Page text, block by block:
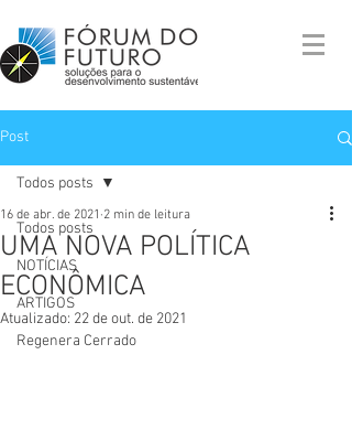
Post
Todos posts
NOTÍCIAS
ARTIGOS
Regenera Cerrado
Todos posts
UMA NOVA POLÍTICA
ECONÔMICA
16 de abr. de 2021 2 min de leitura
Atualizado: 22 de out. de 2021